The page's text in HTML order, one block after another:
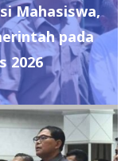
Mahasiswa,
pada
2026